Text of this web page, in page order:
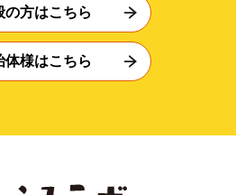
の方はこちら
体様はこちら